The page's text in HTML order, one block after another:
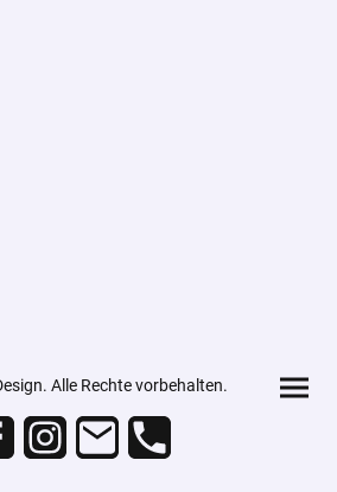
Alle Rechte vorbehalten.